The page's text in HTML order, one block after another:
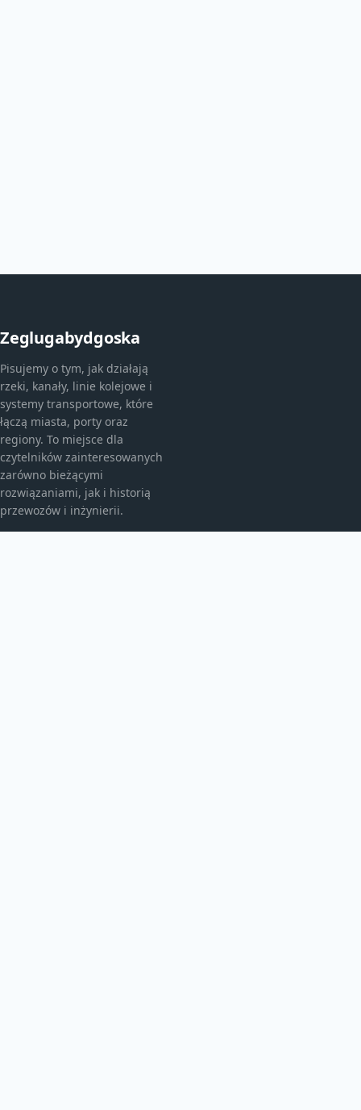
Zeglugabydgoska
Pisujemy o tym, jak działają
rzeki, kanały, linie kolejowe i
systemy transportowe, które
łączą miasta, porty oraz
regiony. To miejsce dla
czytelników zainteresowanych
zarówno bieżącymi
rozwiązaniami, jak i historią
przewozów i inżynierii.